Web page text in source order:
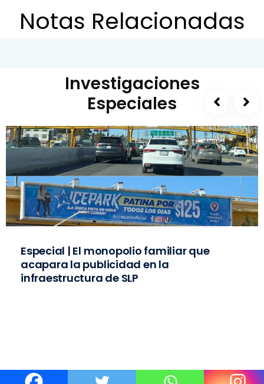
Notas Relacionadas
Investigaciones
Especiales
Especial | El monopolio familiar que
acapara la publicidad en la
infraestructura de SLP